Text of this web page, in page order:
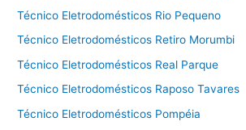
Técnico Eletrodomésticos Rio Pequeno
Técnico Eletrodomésticos Retiro Morumbi
Técnico Eletrodomésticos Real Parque
Técnico Eletrodomésticos Raposo Tavares
Técnico Eletrodomésticos Pompéia